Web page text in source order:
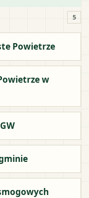
5
Powietrze
w